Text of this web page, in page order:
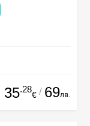
35.28
€ / 69лв.